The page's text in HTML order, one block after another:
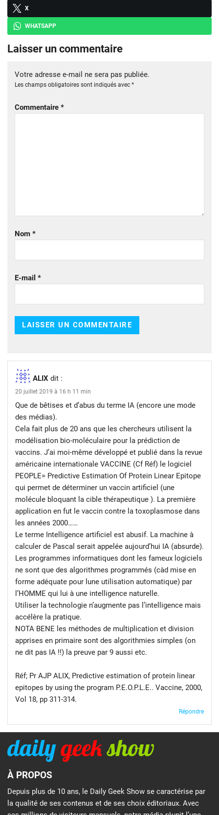
X
WHATSAPP
Laisser un commentaire
Votre adresse e-mail ne sera pas publiée.
Les champs obligatoires sont indiqués avec *
Commentaire *
Nom *
E-mail *
ALIX dit :
20 juillet 2019 à 16 h 11 min
Que de bêtises et d’abus du terme IA (encore une mode
des médias).
Cela fait plus de 20 ans que les chercheurs utilisent la
modélisation bio-moléculaire pour la prédiction de
vaccins. J’ai moi-même développé et publié dans la revue
américaine internationale VACCINE (Cf Réf) le logiciel
PEOPLE= Predictive Estimation Of Protein Linear Epitope
qui permet de déterminer un vaccin artificiel (une
molécule bloquant la cible thérapeutique ). La première
application en fut le vaccin contre la toxoplasmose dans
les années 2000……
Le terme Intelligence artificiel est abusif. La machine à
calculer de Pascal serait appelée aujourd’hui IA (absurde).
Les programmes informatiques dont les fameux logiciels
ne sont que des algorithmes programmés (càd mise en
forme adéquate pour lune utilisation automatique) par
l’HOMME qui lui à une intelligence naturelle.
Utiliser la technologie n’augmente pas l’intelligence mais
accélère la pratique.
NOTA BENE les méthodes de multiplication et division
apprises en primaire sont des algorithmies simples (on
ne dit pas IA !!) la preuve par 9 aussi etc.
Réf; Pr AJP ALIX, Predictive estimation of protein linear
epitopes by using the program P.E.O.P.L.E.. Vaccine, 2000,
Vol 18, pp 311-314.
Répondre
À PROPOS
Depuis plus de 10 ans, le Daily Geek Show se caractérise par
la qualité de ses contenus et de ses choix éditoriaux. Avec